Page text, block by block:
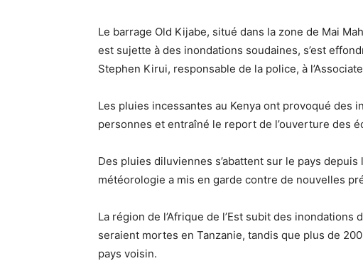
Le barrage Old Kijabe, situé dans la zone de Mai
est sujette à des inondations soudaines, s’est
Stephen Kirui, responsable de la police, à
Les pluies incessantes au Kenya ont provoqué des
personnes et entraîné le report de l’ouverture des
Des pluies diluviennes s’abattent sur le pays
météorologie a mis en garde contre de nouvelles
La région de l’Afrique de l’Est subit des
seraient mortes en Tanzanie, tandis que plus de
pays voisin.